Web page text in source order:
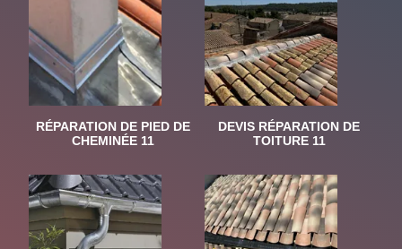
RÉPARATION DE PIED DE
CHEMINÉE 11
DEVIS RÉPARATION DE
TOITURE 11